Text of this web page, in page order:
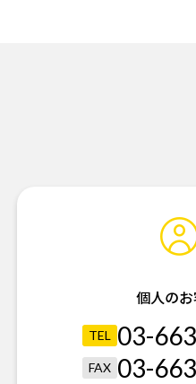
個人の
TEL 03-
FAX 03-